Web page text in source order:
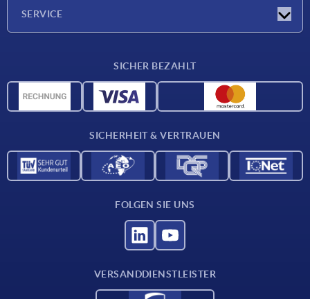
SERVICE
CAD-Daten
SICHER BEZAHLT
SICHERHEIT & VERTRAUEN
FOLGEN SIE UNS
VERSANDDIENSTLEISTER